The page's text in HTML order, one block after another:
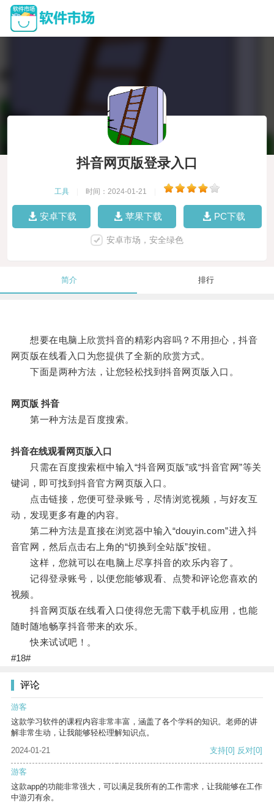
抖音网页版登录入口
工具 时间：2024-01-21
安卓下载 苹果下载 PC下载
安卓市场，安全绿色
简介 排行
想要在电脑上欣赏抖音的精彩内容吗？不用担心，抖音
网页版在线看入口为您提供了全新的欣赏方式。
下面是两种方法，让您轻松找到抖音网页版入口。
网页版 抖音
第一种方法是百度搜索。
抖音在线观看网页版入口
只需在百度搜索框中输入“抖音网页版”或“抖音官网”等关
键词，即可找到抖音官方网页版入口。
点击链接，您便可登录账号，尽情浏览视频，与好友互
动，发现更多有趣的内容。
第二种方法是直接在浏览器中输入“douyin.com”进入抖
音官网，然后点击右上角的“切换到全站版”按钮。
这样，您就可以在电脑上尽享抖音的欢乐内容了。
记得登录账号，以便您能够观看、点赞和评论您喜欢的
视频。
抖音网页版在线看入口使得您无需下载手机应用，也能
随时随地畅享抖音带来的欢乐。
快来试试吧！。
#18#
评论
游客
这款学习软件的课程内容非常丰富，涵盖了各个学科的知识。老师的讲
解非常生动，让我能够轻松理解知识点。
2024-01-21
支持[0] 反对[0]
游客
这款app的功能非常强大，可以满足我所有的工作需求，让我能够在工作
中游刃有余。